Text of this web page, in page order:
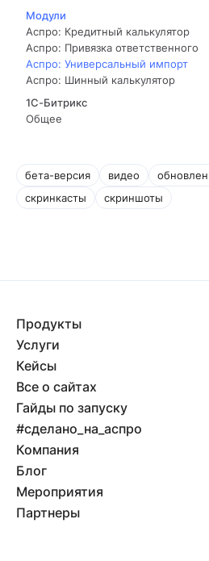
Модули
Аспро: Кредитный калькулятор
Аспро: Привязка ответственного
Аспро: Универсальный импорт
Аспро: Шинный калькулятор
1С-Битрикс
Общее
бета-версия видео
скринкасты
скриншоты
Продукты
Услуги
Кейсы
Все о сайтах
Гайды по запуску
#сделано_на_аспро
Компания
Блог
Мероприятия
Партнеры